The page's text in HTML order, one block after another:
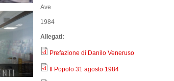
Ave
1984
Allegati:
Prefazione di Danilo Veneruso
Il Popolo 31 agosto 1984